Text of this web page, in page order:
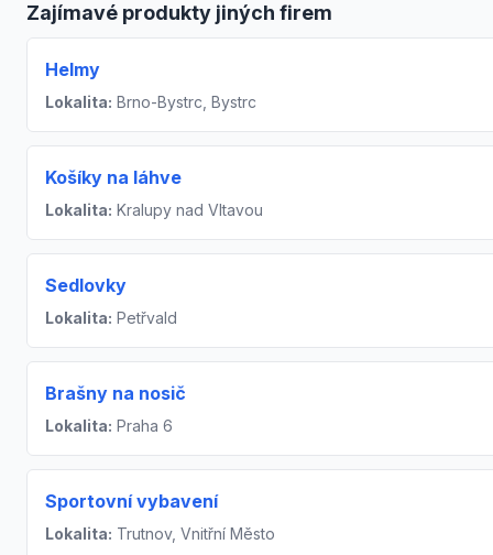
Zajímavé produkty jiných firem
Helmy
Lokalita: Brno-Bystrc, Bystrc
Košíky na láhve
Lokalita: Kralupy nad Vltavou
Sedlovky
Lokalita: Petřvald
Brašny na nosič
Lokalita: Praha 6
Sportovní vybavení
Lokalita: Trutnov, Vnitřní Město